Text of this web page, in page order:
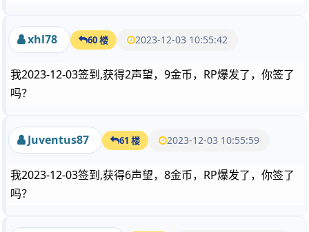
xhl78 60 楼 2023-12-03 10:55:42
我2023-12-03签到,获得2声望，9金币，RP爆发了，你签了
吗？
Juventus87 61 楼 2023-12-03 10:55:59
我2023-12-03签到,获得6声望，8金币，RP爆发了，你签了
吗？